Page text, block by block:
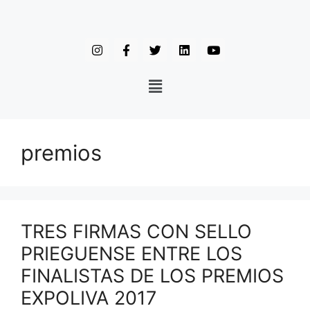
premios
TRES FIRMAS CON SELLO
PRIEGUENSE ENTRE LOS
FINALISTAS DE LOS PREMIOS
EXPOLIVA 2017